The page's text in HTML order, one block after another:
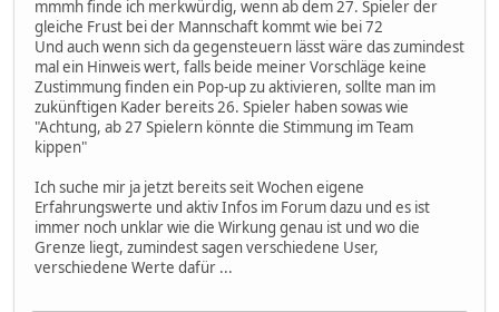
mmmh finde ich merkwürdig, wenn ab dem 27. Spieler der
gleiche Frust bei der Mannschaft kommt wie bei 72
Und auch wenn sich da gegensteuern lässt wäre das zumindest
mal ein Hinweis wert, falls beide meiner Vorschläge keine
Zustimmung finden ein Pop-up zu aktivieren, sollte man im
zukünftigen Kader bereits 26. Spieler haben sowas wie
"Achtung, ab 27 Spielern könnte die Stimmung im Team
kippen"
Ich suche mir ja jetzt bereits seit Wochen eigene
Erfahrungswerte und aktiv Infos im Forum dazu und es ist
immer noch unklar wie die Wirkung genau ist und wo die
Grenze liegt, zumindest sagen verschiedene User,
verschiedene Werte dafür ...